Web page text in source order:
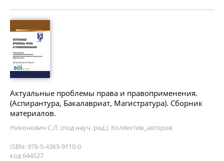
Актуальные проблемы права и правоприменения.
(Аспирантура, Бакалавриат, Магистратура). Сборник
материалов.
Никонович С.Л. (под науч. ред.), Коллектив_авторов
ISBN: 978-5-4365-9110-0
код 644527